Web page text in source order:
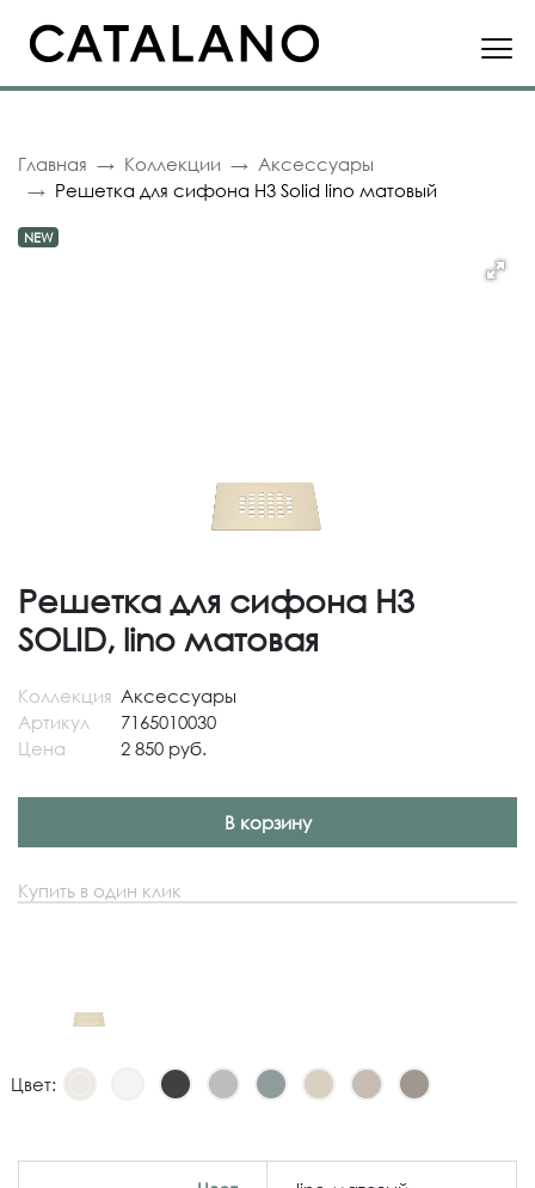
Главная Коллекции
Аксессуары
Решетка для сифона H3 Solid lino матовый
NEW
Решетка для сифона H3
SOLID, lino матовая
Коллекция Аксессуары
Артикул
7165010030
Цена
2 850 руб.
В корзину
Купить в один клик
Цвет: